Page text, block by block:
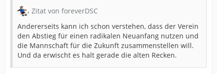
Zitat von foreverDSC
Andererseits kann ich schon verstehen, dass der Verein
den Abstieg für einen radikalen Neuanfang nutzen und
die Mannschaft für die Zukunft zusammenstellen will.
Und da erwischt es halt gerade die alten Recken.